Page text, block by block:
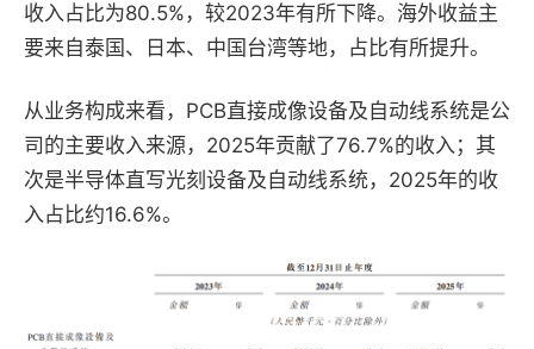
收入占比为80.5%，较2023年有所下降。海外收益主
要来自泰国、日本、中国台湾等地，占比有所提升。
从业务构成来看，PCB直接成像设备及自动线系统是公
司的主要收入来源，2025年贡献了76.7%的收入；其
次是半导体直写光刻设备及自动线系统，2025年的收
入占比约16.6%。